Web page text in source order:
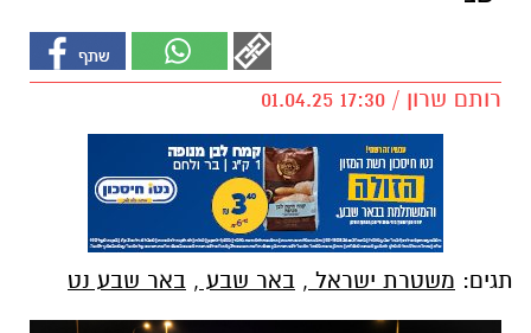
רותם שרון / 17:30 01.04.25
תגים: משטרת ישראל , באר שבע , באר שבע נט